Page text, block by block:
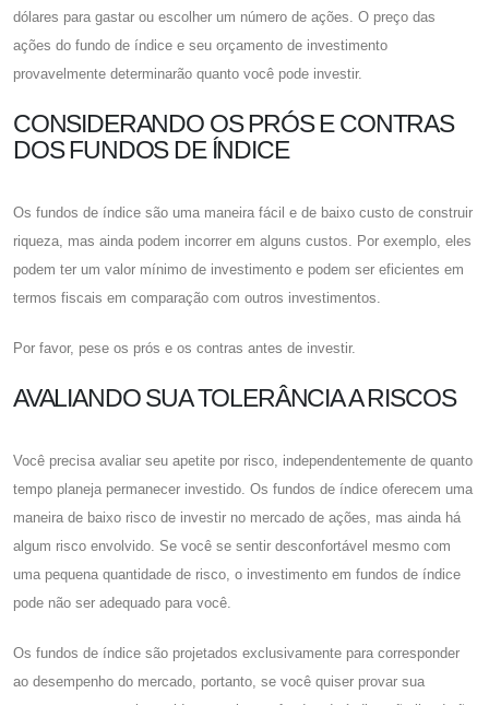
dólares para gastar ou escolher um número de ações. O preço das
ações do fundo de índice e seu orçamento de investimento
provavelmente determinarão quanto você pode investir.
CONSIDERANDO OS PRÓS E CONTRAS
DOS FUNDOS DE ÍNDICE
Os fundos de índice são uma maneira fácil e de baixo custo de construir
riqueza, mas ainda podem incorrer em alguns custos. Por exemplo, eles
podem ter um valor mínimo de investimento e podem ser eficientes em
termos fiscais em comparação com outros investimentos.
Por favor, pese os prós e os contras antes de investir.
AVALIANDO SUA TOLERÂNCIA A RISCOS
Você precisa avaliar seu apetite por risco, independentemente de quanto
tempo planeja permanecer investido. Os fundos de índice oferecem uma
maneira de baixo risco de investir no mercado de ações, mas ainda há
algum risco envolvido. Se você se sentir desconfortável mesmo com
uma pequena quantidade de risco, o investimento em fundos de índice
pode não ser adequado para você.
Os fundos de índice são projetados exclusivamente para corresponder
ao desempenho do mercado, portanto, se você quiser provar sua